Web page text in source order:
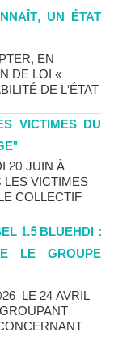
UN ÉTAT
EN
DE LOI «
DE L'ÉTAT
VICTIMES DU
20 JUIN À
VICTIMES
COLLECTIF
1.5 BLUEHDI :
LE GROUPE
LE 24 AVRIL